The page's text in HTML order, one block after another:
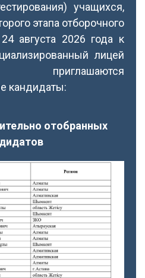
учащихся,
этапа отборочного
августа 2026 года к
лицей
кандидаты:
отобранных